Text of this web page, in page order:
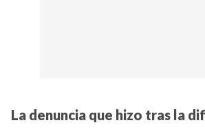
La denuncia que hizo tras la